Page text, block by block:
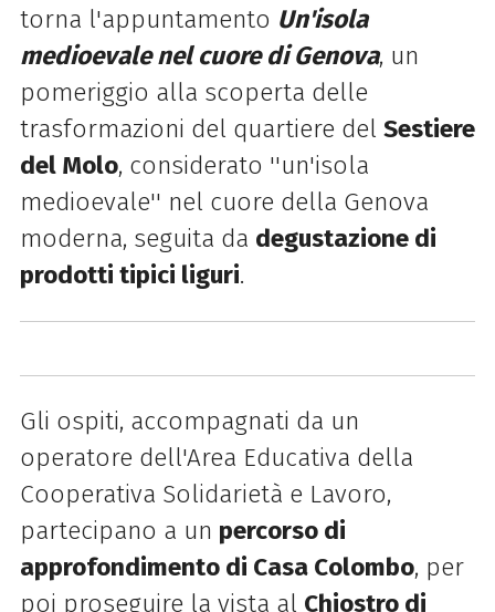
torna l'appuntamento Un'isola
medioevale nel cuore di Genova, un
pomeriggio alla scoperta delle
trasformazioni del quartiere del Sestiere
del Molo, considerato ''un'isola
medioevale'' nel cuore della Genova
moderna, seguita da degustazione di
prodotti tipici liguri.
Gli ospiti, accompagnati da un
operatore dell'Area Educativa della
Cooperativa Solidarietà e Lavoro,
partecipano a un percorso di
approfondimento di Casa Colombo, per
poi proseguire la vista al Chiostro di